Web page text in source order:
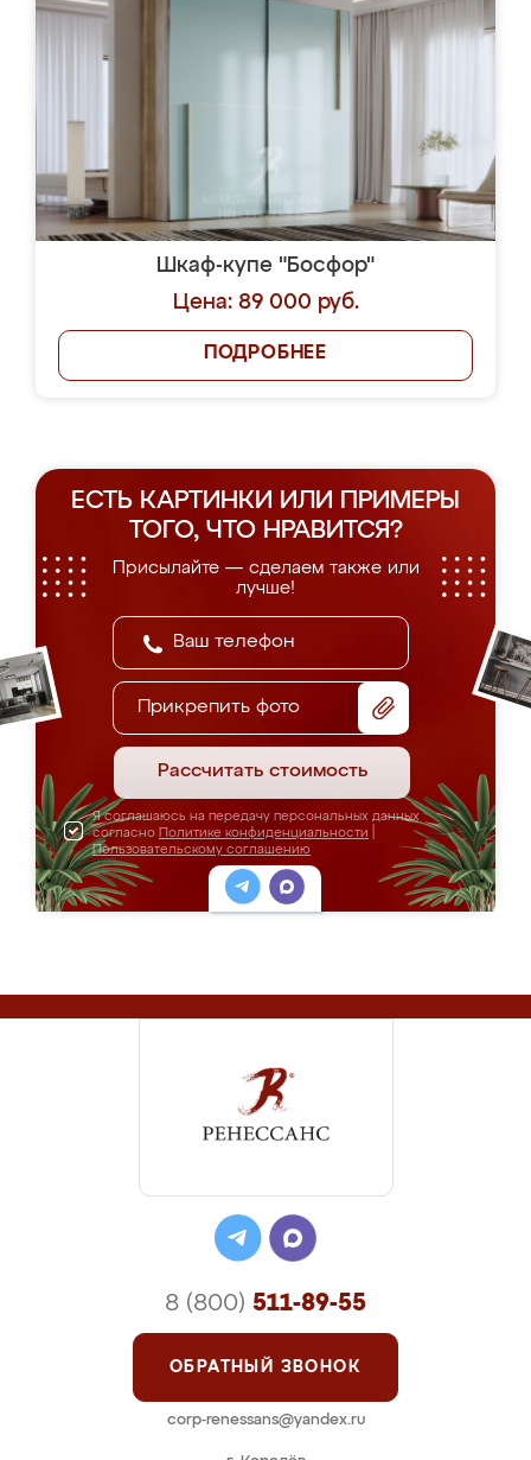
Шкаф-купе "Босфор"
Цена: 89 000 руб.
ПОДРОБНЕЕ
ЕСТЬ КАРТИНКИ ИЛИ ПРИМЕРЫ
ТОГО, ЧТО НРАВИТСЯ?
Присылайте — сделаем также или
лучше!
Прикрепить фото
Рассчитать стоимость
Я соглашаюсь на передачу персональных данных
согласно Политике конфиденциальности
Пользовательскому соглашению
8 (800) 511-89-55
ОБРАТНЫЙ ЗВОНОК
corp-renessans@yandex.ru